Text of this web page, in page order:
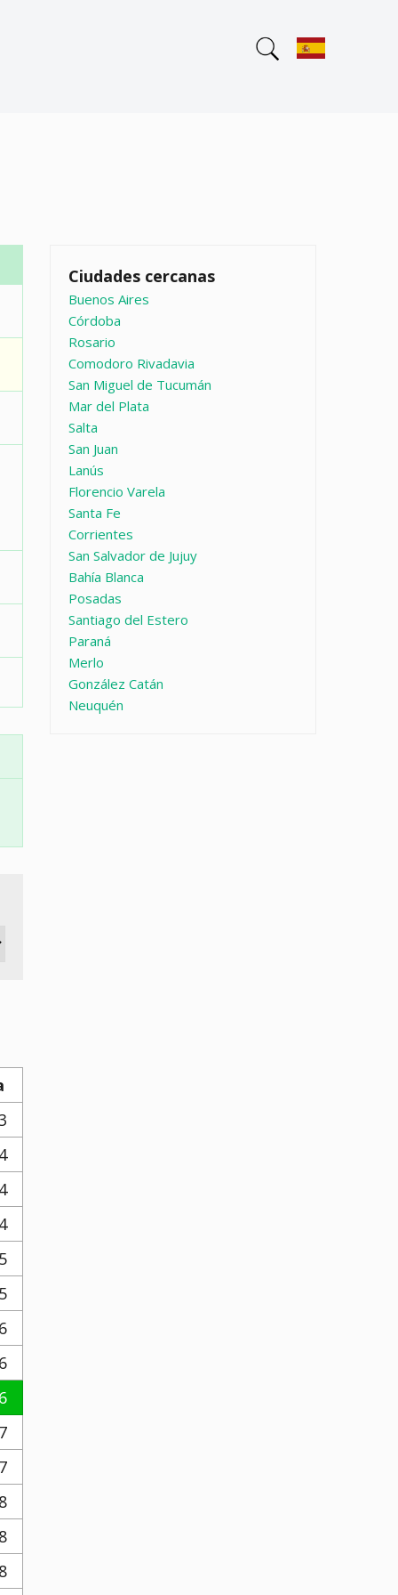
Ciudades cercanas
Buenos Aires
Córdoba
Rosario
Comodoro Rivadavia
San Miguel de Tucumán
Mar del Plata
Salta
San Juan
Lanús
Florencio Varela
Santa Fe
Corrientes
San Salvador de Jujuy
Bahía Blanca
Posadas
Santiago del Estero
Paraná
Merlo
González Catán
Neuquén